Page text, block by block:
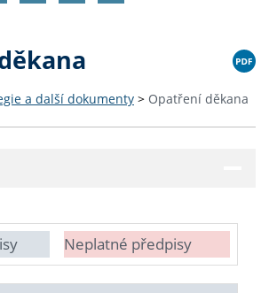
a další dokumenty > Opatření děkana
Neplatné předpisy